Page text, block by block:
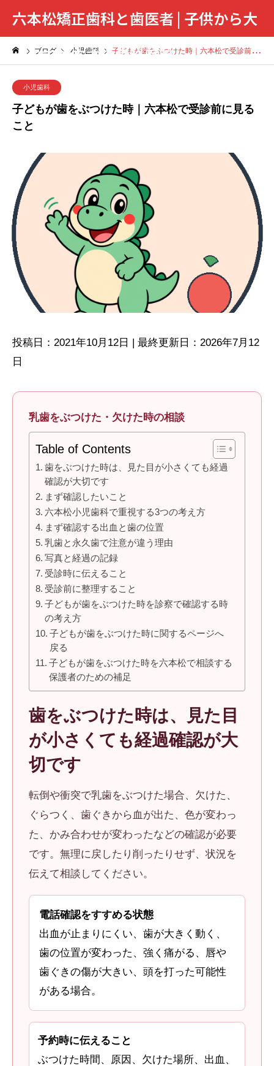
六本松矯正歯科と歯医者 | 子供から大
人まで対応する歯科医院
ブログ 小児歯科 子どもが歯をぶつけた時｜六本松で受診前に見ること
小児歯科
子どもが歯をぶつけた時｜六本松で受診前に見る
こと
投稿日：2021年10月12日 | 最終更新日：2026年7月12
日
乳歯をぶつけた・欠けた時の相談
Table of Contents
歯をぶつけた時は、見た目が小さくても経過
確認が大切です
まず確認したいこと
六本松小児歯科で重視する3つの考え方
まず確認する出血と歯の位置
乳歯と永久歯で注意が違う理由
写真と経過の記録
受診時に伝えること
受診前に整理すること
子どもが歯をぶつけた時を診察で確認する時
の考え方
子どもが歯をぶつけた時に関するページへ
戻る
子どもが歯をぶつけた時を六本松で相談する
保護者のための補足
歯をぶつけた時は、見た目
が小さくても経過確認が大
切です
転倒や衝突で乳歯をぶつけた場合、欠けた、
ぐらつく、歯ぐきから血が出た、色が変わっ
た、かみ合わせが変わったなどの確認が必要
です。無理に戻したり削ったりせず、状況を
伝えて相談してください。
電話確認をすすめる状態
出血が止まりにくい、歯が大きく動く、
歯の位置が変わった、強く痛がる、唇や
歯ぐきの傷が大きい、頭を打った可能性
がある場合。
予約時に伝えること
ぶつけた時間、原因、欠けた場所、出血、